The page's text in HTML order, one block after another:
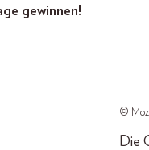
gewinnen!
©
Die